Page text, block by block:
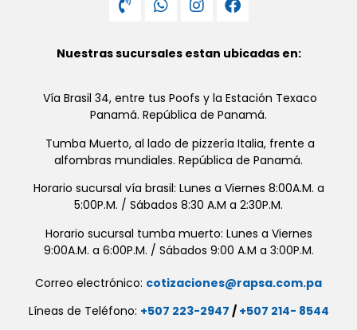
Nuestras sucursales estan ubicadas en:
Vía Brasil 34, entre tus Poofs y la Estación Texaco
Panamá. República de Panamá.
Tumba Muerto, al lado de pizzería Italia, frente a
alfombras mundiales. República de Panamá.
Horario sucursal vía brasil: Lunes a Viernes 8:00A.M. a
5:00P.M. / Sábados 8:30 A.M a 2:30P.M.
Horario sucursal tumba muerto: Lunes a Viernes
9:00A.M. a 6:00P.M. / Sábados 9:00 A.M a 3:00P.M.
Correo electrónico: cotizaciones@rapsa.com.pa
Líneas de Teléfono: +507 223-2947 / +507 214- 8544